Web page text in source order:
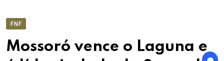
FNF
Mossoró vence o Laguna e